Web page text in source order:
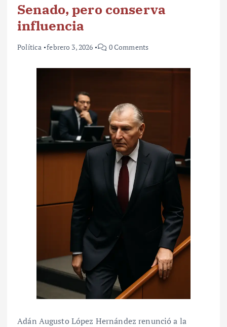
Senado, pero conserva
influencia
Política febrero 3, 2026 0 Comments
Adán Augusto López Hernández renunció a la